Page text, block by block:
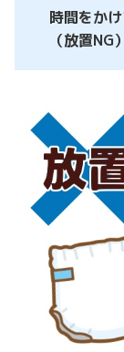
時間をか
（放置NG）